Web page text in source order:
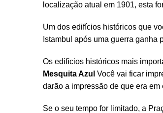
localização atual em 1901, esta
Um dos edifícios históricos que
Istambul após uma guerra
Os edifícios históricos mais
Mesquita Azul Você vai ficar
darão a impressão de que era em
Se o seu tempo for limitado, a